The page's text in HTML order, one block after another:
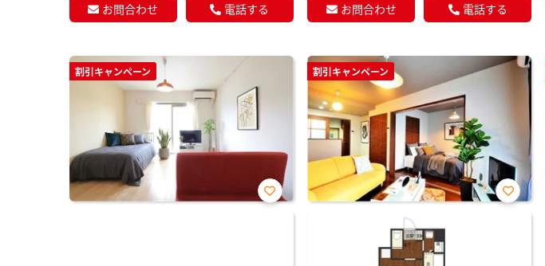
お問合わせ 電話する お問合わせ 電話する
割引キャンペーン
お気
割引キャンペーン
お気